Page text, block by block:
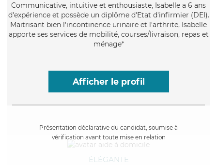
Communicative, intuitive et enthousiaste, Isabelle a 6 ans
d'expérience et possède un diplôme d'Etat d'infirmier (DEI).
Maitrisant bien l'incontinence urinaire et l'arthrite, Isabelle
apporte ses services de mobilité, courses/livraison, repas et
ménage*
Afficher le profil
Présentation déclarative du candidat, soumise à
vérification avant toute mise en relation
ÉLÉGANTE